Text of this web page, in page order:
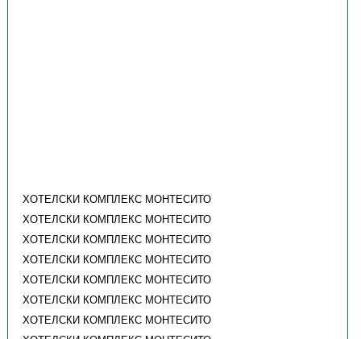
ХОТЕЛСКИ КОМПЛЕКС МОНТЕСИТО
ХОТЕЛСКИ КОМПЛЕКС МОНТЕСИТО
ХОТЕЛСКИ КОМПЛЕКС МОНТЕСИТО
ХОТЕЛСКИ КОМПЛЕКС МОНТЕСИТО
ХОТЕЛСКИ КОМПЛЕКС МОНТЕСИТО
ХОТЕЛСКИ КОМПЛЕКС МОНТЕСИТО
ХОТЕЛСКИ КОМПЛЕКС МОНТЕСИТО